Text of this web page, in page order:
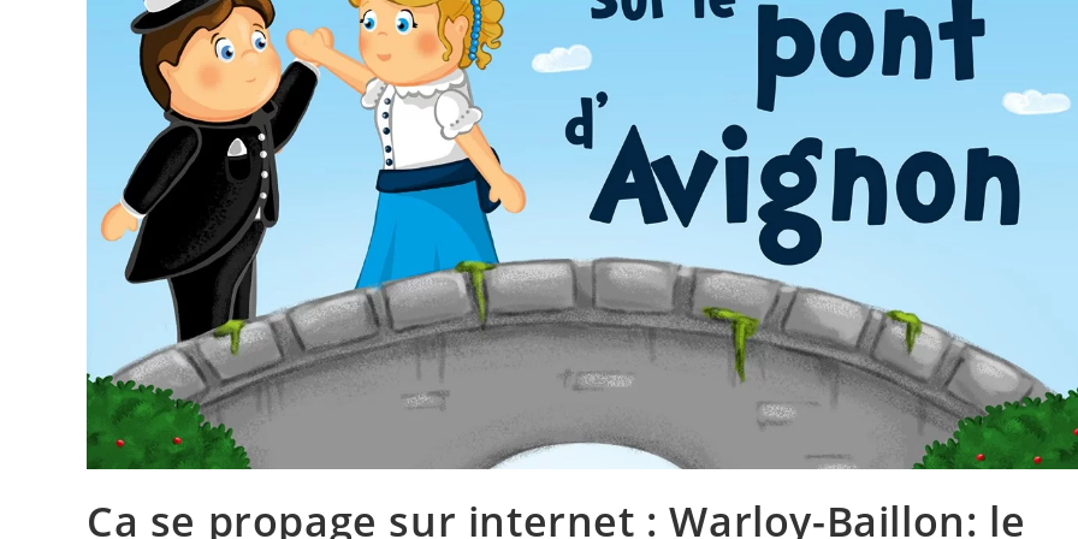
Ca se propage sur internet : Warloy-Baillon: le